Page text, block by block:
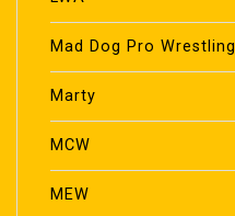
Mad Dog Pro Wrestling
Marty
MCW
MEW